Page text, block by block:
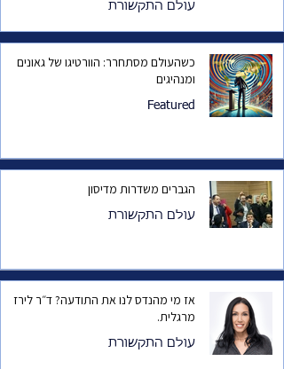
עולם התקשורת
כשהעולם מסתחרר: הוורטיגו של גאונים
ומנהיגים
Featured
הגברים משדרות מדיסון
עולם התקשורת
אז מי מהנדס לנו את התודעה? ד״ר לירז
מרגלית.
עולם התקשורת